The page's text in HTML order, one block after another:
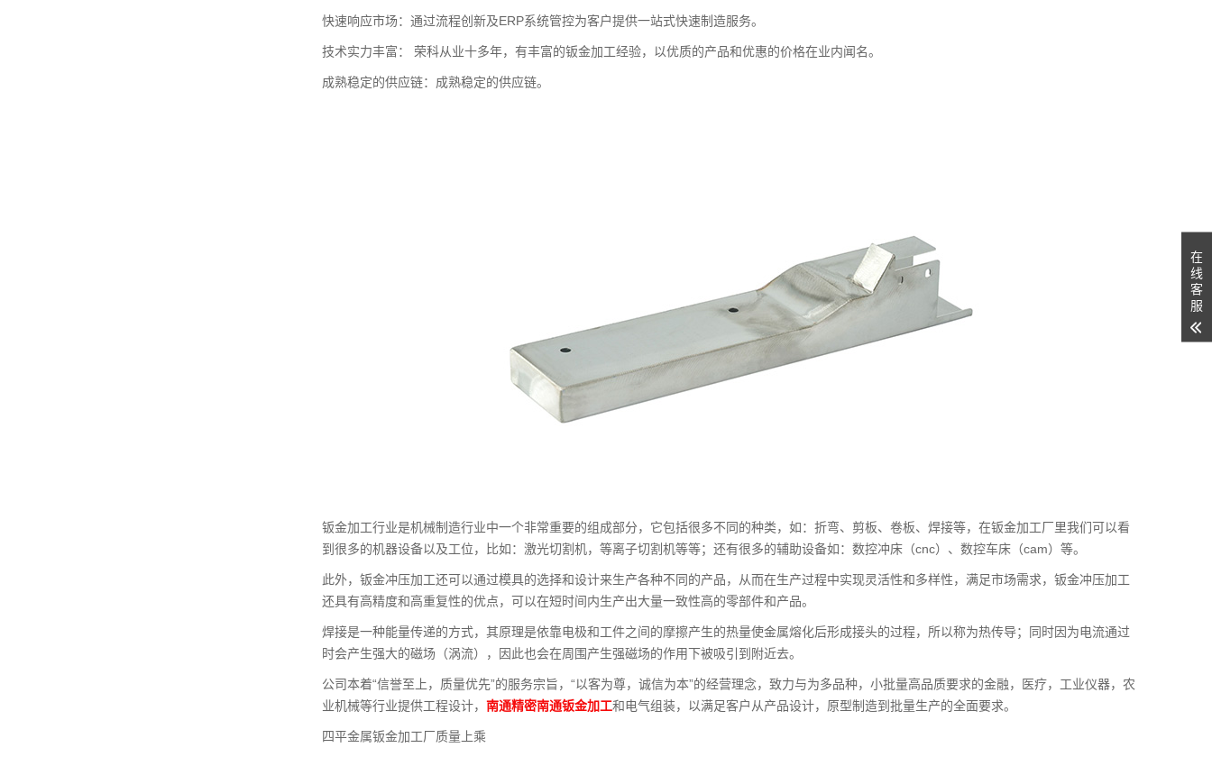
快速响应市场：通过流程创新及ERP系统管控为客户提供一站式快速制造服务。
技术实力丰富： 荣科从业十多年，有丰富的钣金加工经验，以优质的产品和优惠的价格在业内闻名。
成熟稳定的供应链：成熟稳定的供应链。
钣金加工行业是机械制造行业中一个非常重要的组成部分，它包括很多不同的种类，如：折弯、剪板、卷板、焊接等，在钣金加工厂里我们可以看
到很多的机器设备以及工位，比如：激光切割机，等离子切割机等等；还有很多的辅助设备如：数控冲床（cnc）、数控车床（cam）等。
此外，钣金冲压加工还可以通过模具的选择和设计来生产各种不同的产品，从而在生产过程中实现灵活性和多样性，满足市场需求，钣金冲压加工
还具有高精度和高重复性的优点，可以在短时间内生产出大量一致性高的零部件和产品。
焊接是一种能量传递的方式，其原理是依靠电极和工件之间的摩擦产生的热量使金属熔化后形成接头的过程，所以称为热传导；同时因为电流通过
时会产生强大的磁场（涡流），因此也会在周围产生强磁场的作用下被吸引到附近去。
公司本着“信誉至上，质量优先”的服务宗旨，“以客为尊，诚信为本”的经营理念，致力与为多品种，小批量高品质要求的金融，医疗，工业仪器，农
业机械等行业提供工程设计，南通精密南通钣金加工和电气组装，以满足客户从产品设计，原型制造到批量生产的全面要求。
四平金属钣金加工厂质量上乘
在
线
客
服